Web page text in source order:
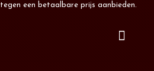
tegen een betaalbare prijs aanbieden.